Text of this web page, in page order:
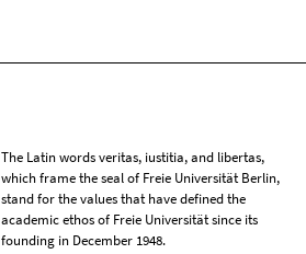
The Latin words veritas, iustitia, and libertas,
which frame the seal of Freie Universität Berlin,
stand for the values that have defined the
academic ethos of Freie Universität since its
founding in December 1948.